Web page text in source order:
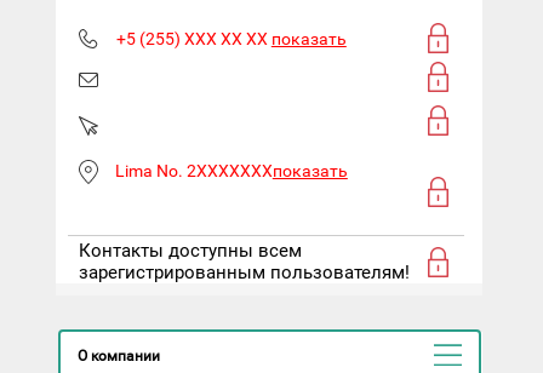
+5 (255) XXX XX XX показать
Lima No. 2XXXXXXXпоказать
Контакты доступны всем
зарегистрированным пользователям!
О компании